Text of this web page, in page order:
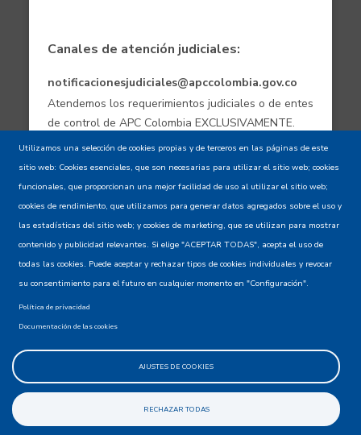
Canales de atención judiciales:
notificacionesjudiciales@apccolombia.gov.co
Atendemos los requerimientos judiciales o de entes
de control de APC Colombia EXCLUSIVAMENTE.
@apccolombia
Aviso de confidencialidad - Política de
privacidad y Condiciones de uso
Mapa del Sitio XML
Utilizamos una selección de cookies propias y de terceros en las páginas de este
sitio web: Cookies esenciales, que son necesarias para utilizar el sitio web; cookies
funcionales, que proporcionan una mejor facilidad de uso al utilizar el sitio web;
cookies de rendimiento, que utilizamos para generar datos agregados sobre el uso y
las estadísticas del sitio web; y cookies de marketing, que se utilizan para mostrar
contenido y publicidad relevantes. Si elige "ACEPTAR TODAS", acepta el uso de
todas las cookies. Puede aceptar y rechazar tipos de cookies individuales y revocar
su consentimiento para el futuro en cualquier momento en "Configuración".
Política de privacidad
Documentación de las cookies
AJUSTES DE COOKIES
RECHAZAR TODAS